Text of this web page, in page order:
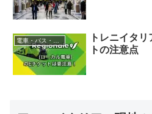
トレニイタ
トの注意点